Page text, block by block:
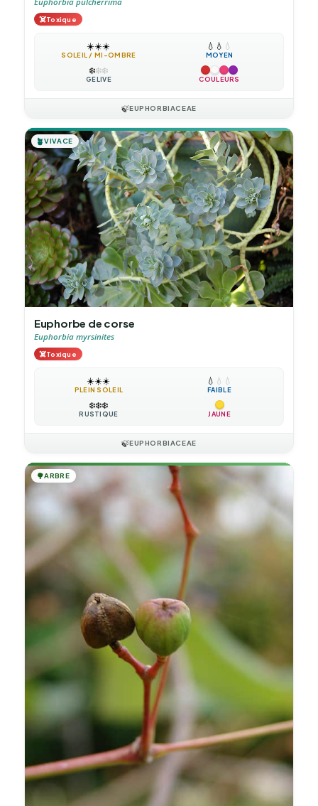
☠️Toxique
☀️☀️☀️
SOLEIL / MI-OMBRE
💧 💧 💧
MOYEN
❄️❄️❄️
GÉLIVE COULEURS
🍃EUPHORBIACEAE
🪴VIVACE
Euphorbe de corse
Euphorbia myrsinites
☠️Toxique
☀️☀️☀️
PLEIN SOLEIL
💧 💧 💧
FAIBLE
❄️❄️❄️
RUSTIQUE JAUNE
🍃EUPHORBIACEAE
🌳ARBRE